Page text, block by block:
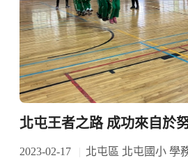
北屯王者之路 成功來自於
2023-02-17 北屯區 北屯國小 學